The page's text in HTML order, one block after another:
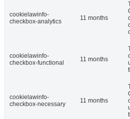
cookielawinfo-
checkbox-analytics
11 months
cookielawinfo-
checkbox-functional
11 months
cookielawinfo-
checkbox-necessary
11 months